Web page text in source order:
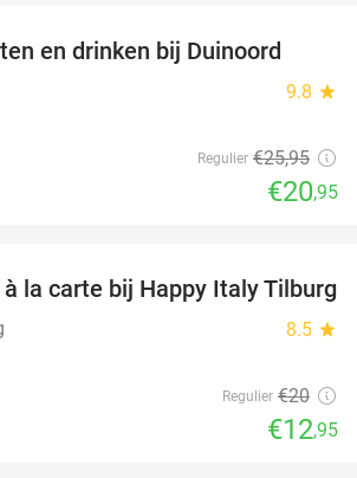
en drinken bij Duinoord
9.8 star
Regulier €25,95
€20,95
35%
la carte bij Happy Italy Tilburg
8.5 star
Regulier €20
€12,95